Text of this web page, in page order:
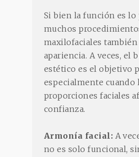
Si bien la función es lo
muchos
maxilofaciales
apariencia. A veces, el
estético es el objetivo
especialmente cuando
proporciones faciales
confianza.
Armonía facial: A
no es solo funcional,